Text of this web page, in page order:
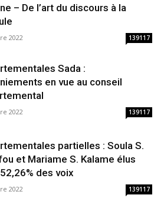
– De l’art du discours à la
2022 139117
Sada :
en vue au conseil
2022 139117
partielles : Soula S.
et Mariame S. Kalame élus
des voix
2022 139117